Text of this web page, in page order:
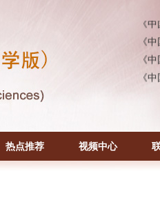
《
《
《
热点推荐 视频中心